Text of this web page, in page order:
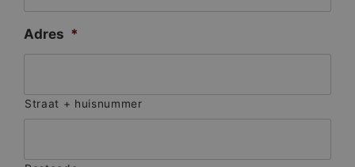
Adres *
Straat + huisnummer